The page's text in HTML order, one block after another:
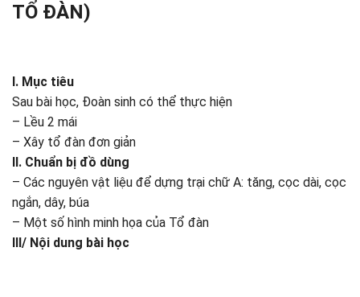
TỔ ĐÀN)
I. Mục tiêu
Sau bài học, Đoàn sinh có thể thực hiện
– Lều 2 mái
– Xây tổ đàn đơn giản
II. Chuẩn bị đồ dùng
– Các nguyên vật liệu để dựng trại chữ A: tăng, cọc dài, cọc
ngắn, dây, búa
– Một số hình minh họa của Tổ đàn
III/ Nội dung bài học